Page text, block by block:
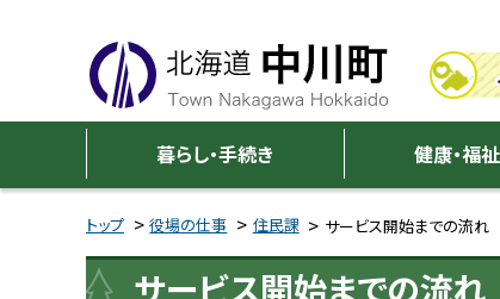
メ
ュ
中
川
町
暮らし・手続き 健康・福祉
トップ 役場の仕事 住民課 サービス開始までの流れ
サービス開始までの流れ
戻
メ